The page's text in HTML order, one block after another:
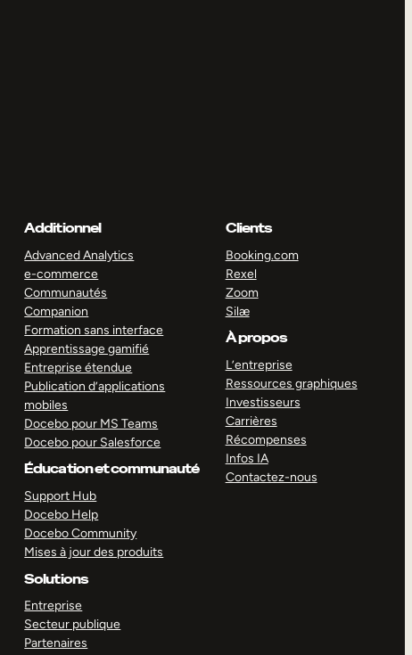
Additionnel
Advanced Analytics
e-commerce
Communautés
Companion
Formation sans interface
Apprentissage gamifié
Entreprise étendue
Publication d’applications
mobiles
Docebo pour MS Teams
Docebo pour Salesforce
Éducation et communauté
Support Hub
Docebo Help
Docebo Community
Mises à jour des produits
Solutions
Entreprise
Secteur publique
Partenaires
Clients
Booking.com
Rexel
Zoom
Silæ
À propos
L’entreprise
Ressources graphiques
Investisseurs
Carrières
Récompenses
Infos IA
Contactez-nous